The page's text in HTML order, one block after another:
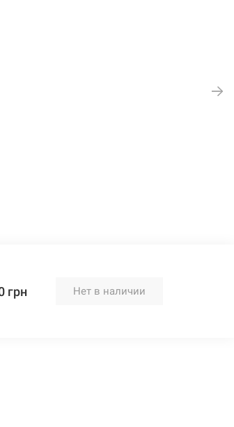
грн Нет в наличии